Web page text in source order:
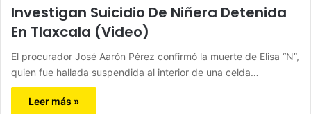
Investigan Suicidio De Niñera Detenida
En Tlaxcala (Video)
El procurador José Aarón Pérez confirmó la muerte de Elisa “N”,
quien fue hallada suspendida al interior de una celda…
Leer más »